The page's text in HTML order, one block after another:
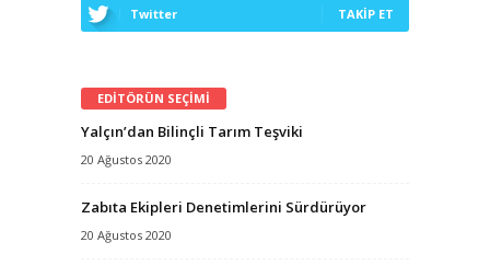
Twitter TAKİP ET
EDİTÖRÜN SEÇİMİ
Yalçın’dan Bilinçli Tarım Teşviki
20 Ağustos 2020
Zabıta Ekipleri Denetimlerini Sürdürüyor
20 Ağustos 2020